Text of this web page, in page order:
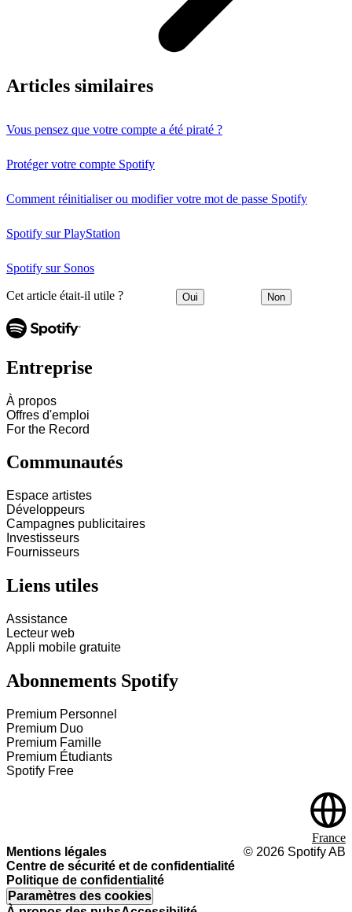
Articles similaires
Vous pensez que votre compte a été piraté ?
Protéger votre compte Spotify
Comment réinitialiser ou modifier votre mot de passe Spotify
Spotify sur PlayStation
Spotify sur Sonos
Cet article était-il utile ? Oui Non
Entreprise
À propos
Offres d'emploi
For the Record
Communautés
Espace artistes
Développeurs
Campagnes publicitaires
Investisseurs
Fournisseurs
Liens utiles
Assistance
Lecteur web
Appli mobile gratuite
Abonnements Spotify
Premium Personnel
Premium Duo
Premium Famille
Premium Étudiants
Spotify Free
Mentions légales
Centre de sécurité et de confidentialité
Politique de confidentialité
Paramètres des cookies
© 2026 Spotify AB
France